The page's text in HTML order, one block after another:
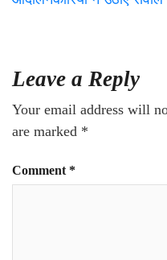
Leave a Reply
Your email address will
are marked *
Comment *